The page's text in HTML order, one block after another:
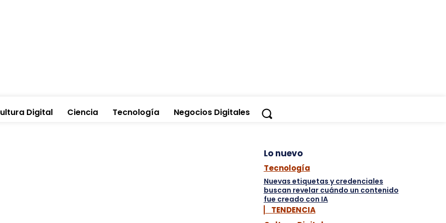
Digital Ciencia Tecnología Negocios Digitales
Lo nuevo
Tecnología
Nuevas etiquetas y credenciales
buscan revelar cuándo un contenido
fue creado con IA
▏ TENDENCIA